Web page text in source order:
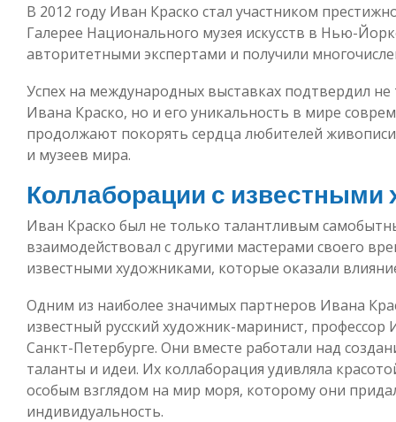
В 2012 году Иван Краско стал участником
Галерее Национального музея искусств в Нью-
авторитетными экспертами и получили
Успех на международных выставках подтвердил
Ивана Краско, но и его уникальность в мире
продолжают покорять сердца любителей
и музеев мира.
Коллаборации с известными
Иван Краско был не только талантливым
взаимодействовал с другими мастерами своего
известными художниками, которые оказали
Одним из наиболее значимых партнеров Ивана
известный русский художник-маринист,
Санкт-Петербурге. Они вместе работали над
таланты и идеи. Их коллаборация удивляла
особым взглядом на мир моря, которому они
индивидуальность.